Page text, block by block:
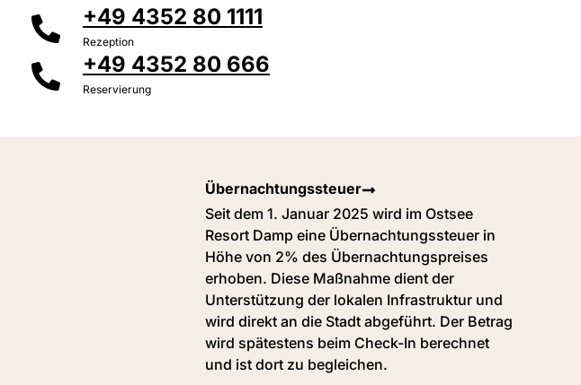
+49 4352 80 1111
Rezeption
+49 4352 80 666
Reservierung
Übernachtungssteuer
Seit dem 1. Januar 2025 wird im Ostsee
Resort Damp eine Übernachtungssteuer in
Höhe von 2% des Übernachtungspreises
erhoben. Diese Maßnahme dient der
Unterstützung der lokalen Infrastruktur und
wird direkt an die Stadt abgeführt. Der Betrag
wird spätestens beim Check-In berechnet
und ist dort zu begleichen.